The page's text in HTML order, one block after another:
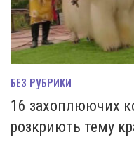
БЕЗ РУБРИКИ
16 захоплюючих
розкриють тему